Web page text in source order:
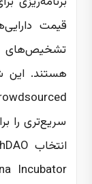
قیمت
تشخیص‌های
هستند. این
سریع‌تری را